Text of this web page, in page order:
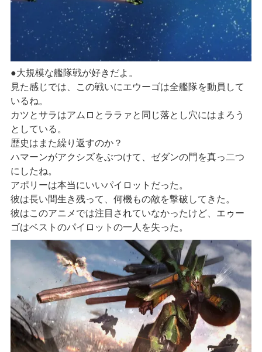
●大規模な艦隊戦が好きだよ。
見た感じでは、この戦いにエウーゴは全艦隊を動員して
いるね。
カツとサラはアムロとララァと同じ落とし穴にはまろう
としている。
歴史はまた繰り返すのか？
ハマーンがアクシズをぶつけて、ゼダンの門を真っ二つ
にしたね。
アポリーは本当にいいパイロットだった。
彼は長い間生き残って、何機もの敵を撃破してきた。
彼はこのアニメでは注目されていなかったけど、エゥー
ゴはベストのパイロットの一人を失った。